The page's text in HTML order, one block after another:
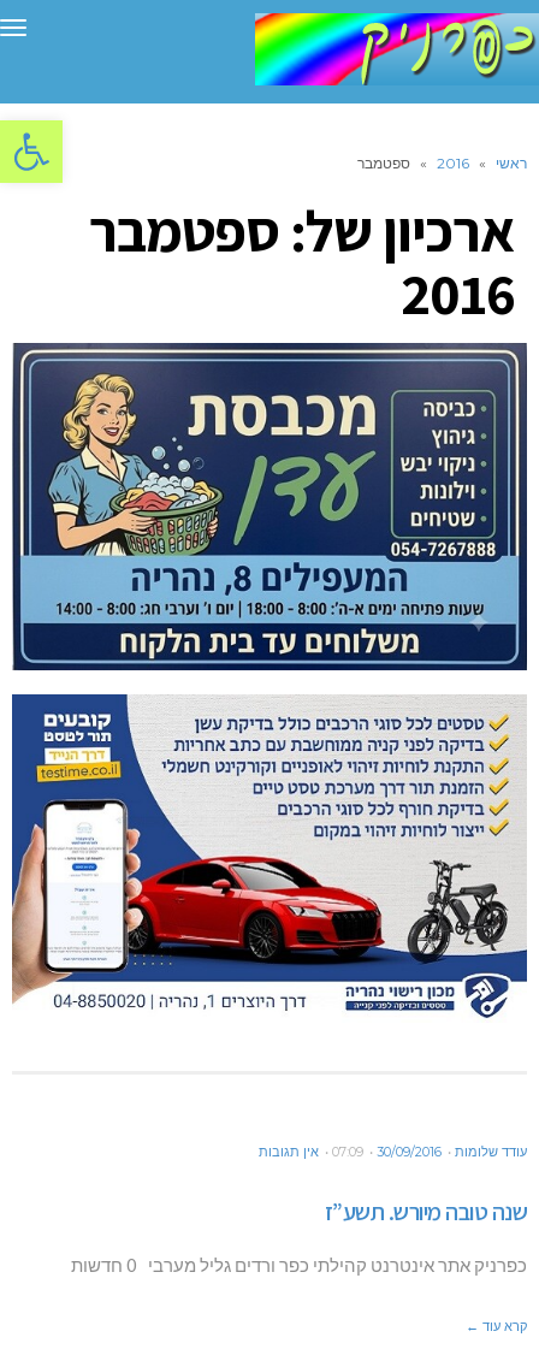
פתח
ראשי »
2016
» ספטמבר
ארכיון של: ספטמבר
2016
עודד שלומות 30/09/2016
07:09 אין תגובות
שנה טובה מיורש. תשע”ז
כפרניק אתר אינטרנט קהילתי כפר ורדים גליל מערבי 0 חדשות
קרא עוד ←